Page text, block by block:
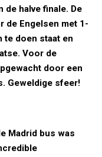
de halve finale. De
de Engelsen met 1-
te doen staat en
Voor de
door een
Geweldige sfeer!
Madrid bus was